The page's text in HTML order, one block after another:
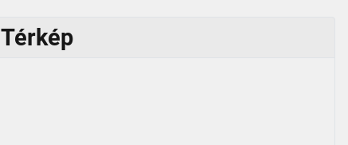
Térkép